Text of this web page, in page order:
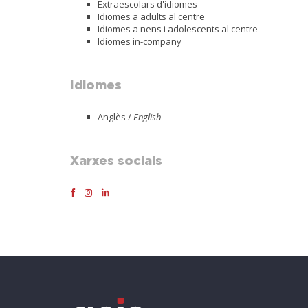
Extraescolars d'idiomes
Idiomes a adults al centre
Idiomes a nens i adolescents al centre
Idiomes in-company
Idiomes
Anglès /English
Xarxes socials